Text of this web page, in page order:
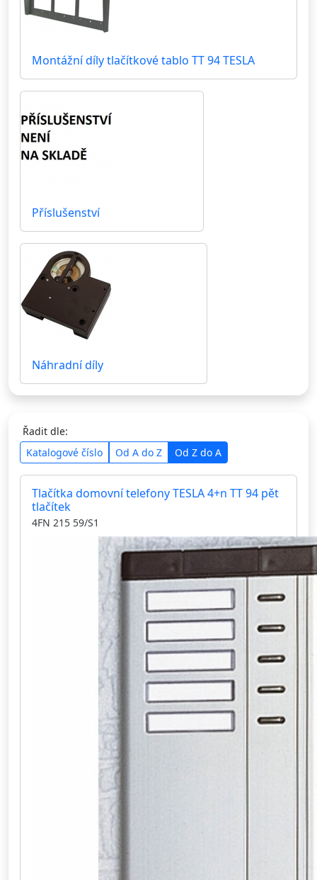
Montážní díly tlačítkové tablo TT 94 TESLA
Příslušenství
Náhradní díly
Řadit dle:
Katalogové číslo
Od A do Z Od Z do A
Tlačítka domovní telefony TESLA 4+n TT 94 pět
tlačítek
4FN 215 59/S1